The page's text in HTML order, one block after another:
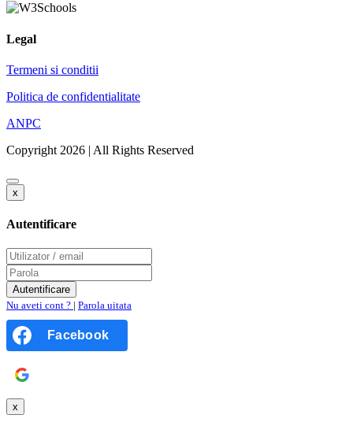
Legal
Termeni si conditii
Politica de confidentialitate
ANPC
Copyright 2026 | All Rights Reserved
x
Autentificare
Nu aveti cont ? | Parola uitata
Facebook
x